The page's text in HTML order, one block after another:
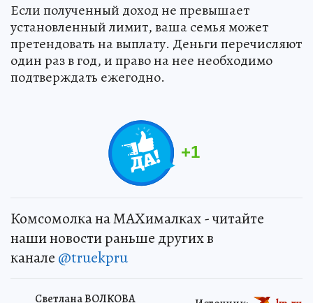
Если полученный доход не превышает
установленный лимит, ваша семья может
претендовать на выплату. Деньги перечисляют
один раз в год, и право на нее необходимо
подтверждать ежегодно.
+1
Комсомолка на MAXималках - читайте
наши новости раньше других в
канале @truekpru
Светлана ВОЛКОВА